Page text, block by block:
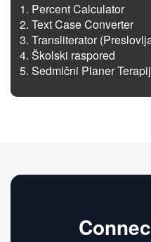
Percent Calculator
Text Case Converter
Transliterator
Školski raspored
Sedmični Planer